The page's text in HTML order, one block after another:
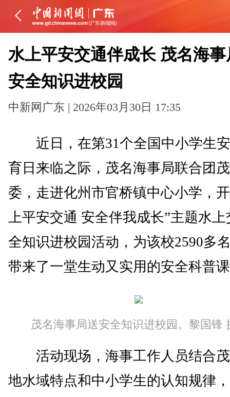
水上平安交通伴成长 茂名海事
安全知识进校园
中新网广东 | 2026年03月30日 17:35
近日，在第31个全国中小学生
育日来临之际，茂名海事局联合团
委，走进化州市官桥镇中心小学，
上平安交通 安全伴我成长”主题水上
全知识进校园活动，为该校2590多
带来了一堂生动又实用的安全科普
茂名海事局送安全知识进校园。黎国锋
活动现场，海事工作人员结合
地水域特点和中小学生的认知规律